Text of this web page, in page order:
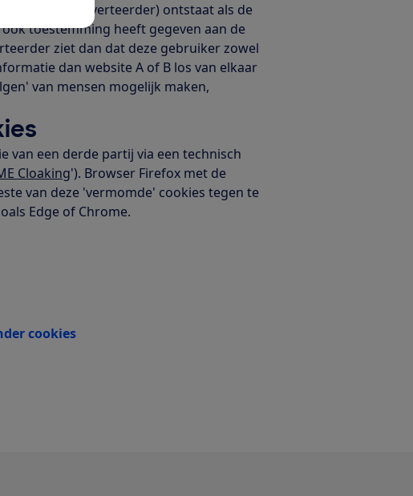
partij (de adverteerder) ontstaat als de
toestemming heeft gegeven aan de
ziet dan dat deze gebruiker zowel
dan website A of B los van elkaar
van mensen mogelijk maken,
van een derde partij via een technisch
Cloaking'). Browser Firefox met de
van deze 'vermomde' cookies tegen te
Edge of Chrome.
cookies